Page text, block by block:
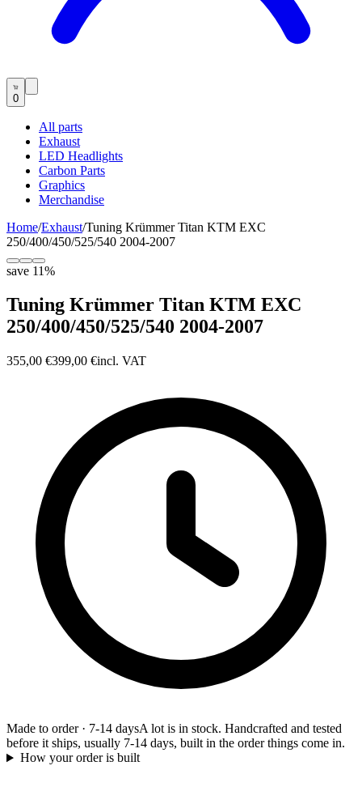
0
All parts
Exhaust
LED Headlights
Carbon Parts
Graphics
Merchandise
Home/Exhaust/Tuning Krümmer Titan KTM EXC
250/400/450/525/540 2004-2007
save 11%
Tuning Krümmer Titan KTM EXC
250/400/450/525/540 2004-2007
355,00 €399,00 €incl. VAT
Made to order· 7-14 daysA lot is in stock. Handcrafted and tested
before it ships, usually 7-14 days, built in the order things come in.
How your order is built